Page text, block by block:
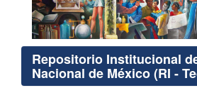
Repositorio Institucional
Nacional de México (RI -